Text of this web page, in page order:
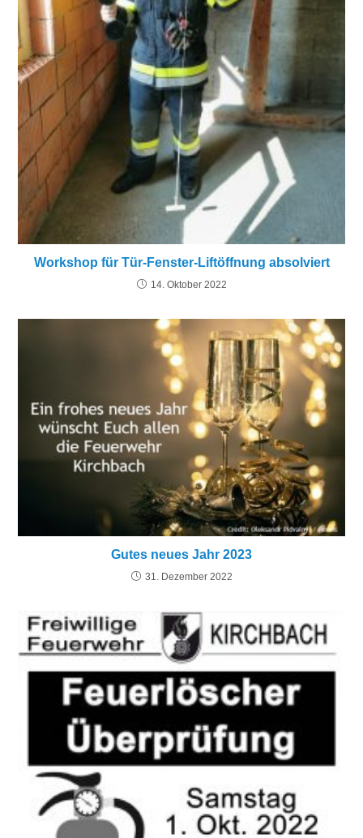
Workshop für Tür-Fenster-Liftöffnung absolviert
14. Oktober 2022
Gutes neues Jahr 2023
31. Dezember 2022